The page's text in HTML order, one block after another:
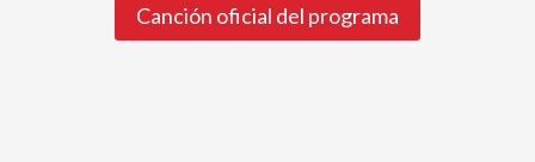
Canción oficial del programa